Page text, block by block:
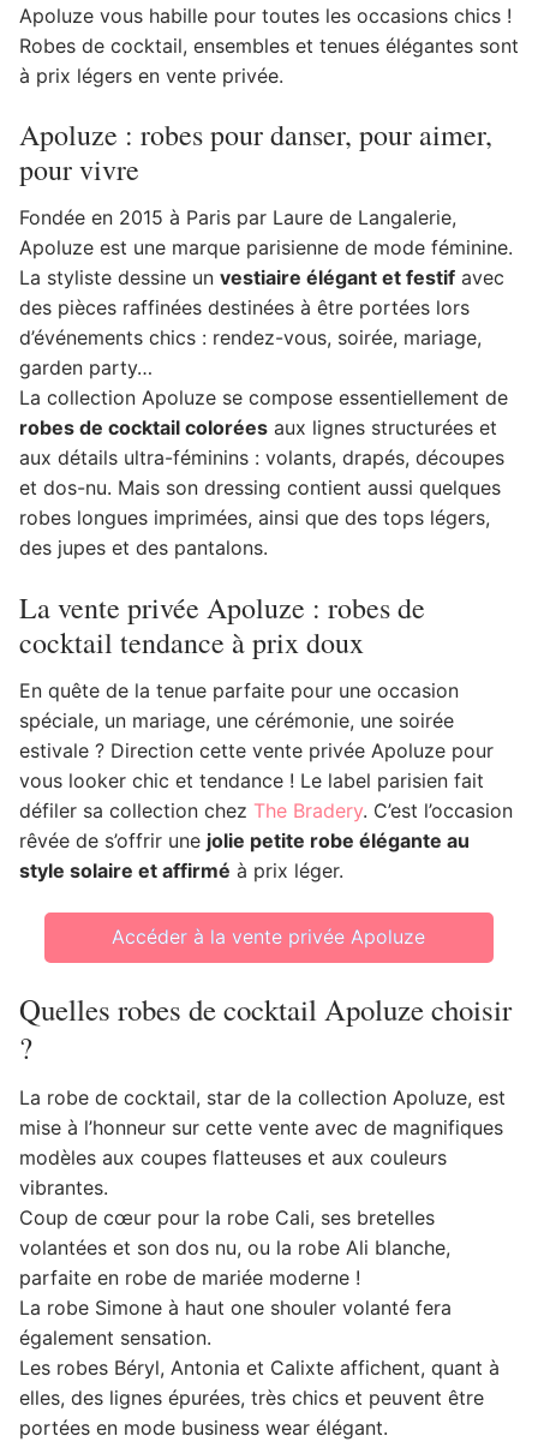
Apoluze vous habille pour toutes les occasions chics !
Robes de cocktail, ensembles et tenues élégantes sont
à prix légers en vente privée.
Apoluze : robes pour danser, pour aimer,
pour vivre
Fondée en 2015 à Paris par Laure de Langalerie,
Apoluze est une marque parisienne de mode féminine.
La styliste dessine un vestiaire élégant et festif avec
des pièces raffinées destinées à être portées lors
d’événements chics : rendez-vous, soirée, mariage,
garden party…
La collection Apoluze se compose essentiellement de
robes de cocktail colorées aux lignes structurées et
aux détails ultra-féminins : volants, drapés, découpes
et dos-nu. Mais son dressing contient aussi quelques
robes longues imprimées, ainsi que des tops légers,
des jupes et des pantalons.
La vente privée Apoluze : robes de
cocktail tendance à prix doux
En quête de la tenue parfaite pour une occasion
spéciale, un mariage, une cérémonie, une soirée
estivale ? Direction cette vente privée Apoluze pour
vous looker chic et tendance ! Le label parisien fait
défiler sa collection chez The Bradery. C’est l’occasion
rêvée de s’offrir une jolie petite robe élégante au
style solaire et affirmé à prix léger.
Accéder à la vente privée Apoluze
Quelles robes de cocktail Apoluze choisir
?
La robe de cocktail, star de la collection Apoluze, est
mise à l’honneur sur cette vente avec de magnifiques
modèles aux coupes flatteuses et aux couleurs
vibrantes.
Coup de cœur pour la robe Cali, ses bretelles
volantées et son dos nu, ou la robe Ali blanche,
parfaite en robe de mariée moderne !
La robe Simone à haut one shouler volanté fera
également sensation.
Les robes Béryl, Antonia et Calixte affichent, quant à
elles, des lignes épurées, très chics et peuvent être
portées en mode business wear élégant.